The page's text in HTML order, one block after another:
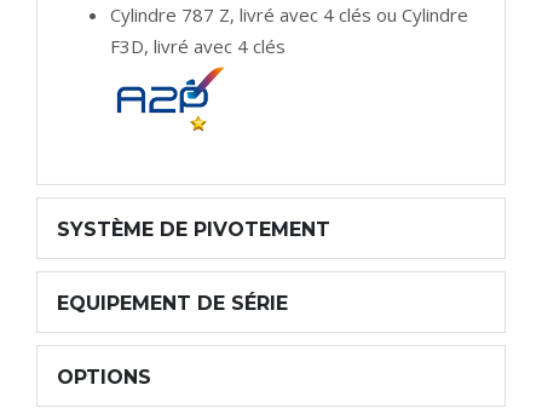
Cylindre 787 Z, livré avec 4 clés ou Cylindre
F3D, livré avec 4 clés
SYSTÈME DE PIVOTEMENT
EQUIPEMENT DE SÉRIE
OPTIONS